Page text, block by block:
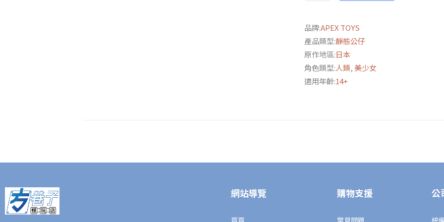
花
園》
薇
爾
莉
品牌:APEX TOYS
產品類型:靜態公仔
原作地區:日本
角色類型:人類,美少女
適用年齡:14+
網站導覽 購物支援 公